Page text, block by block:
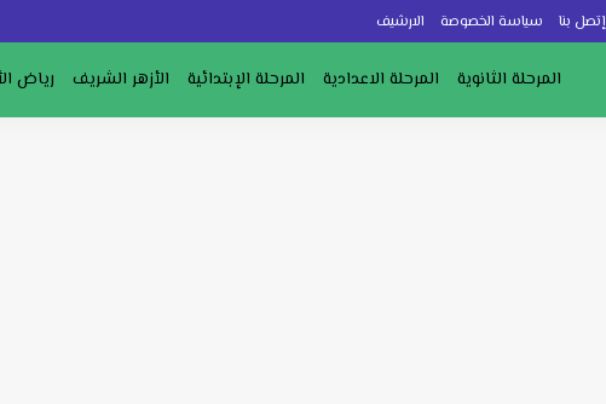
إتصل بنا سياسة الخصوصة الارشيف
المرحلة الثانوية المرحلة الاعدادية المرحلة الإبتدائية الأزهر الشريف رياض